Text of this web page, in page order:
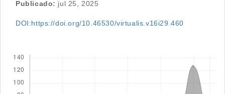
Publicado: jul 25, 2025
DOI:https://doi.org/10.46530/virtualis.v16i29.460